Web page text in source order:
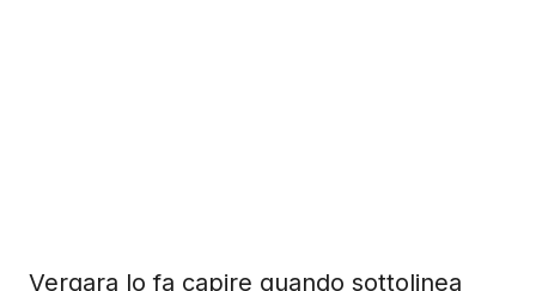
Vergara lo fa capire quando sottolinea